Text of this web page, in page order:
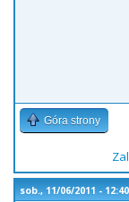
Góra strony
sob., 11/06/2011 - 12:40